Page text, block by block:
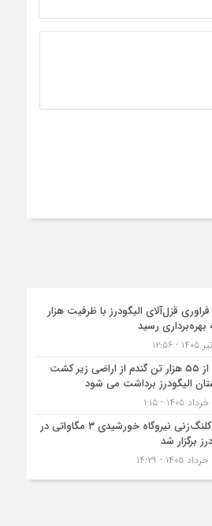
قزل‌آلای الیگودرز با ظرفیت هزار
بهره‌برداری رسید
بیش از ۵۵ هزار تن گندم از اراضی زیر کشت
الیگودرز برداشت می شود
آیین کلنگ‌زنی نیروگاه خورشیدی ۳ مگاواتی در
برگزار شد